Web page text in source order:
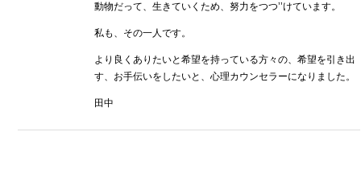
動物だって、生きていくため、努力をつつ’’けています。
私も、その一人です。
より良くありたいと希望を持っている方々の、希望を引き出
す、お手伝いをしたいと、心理カウンセラーになりました。
田中